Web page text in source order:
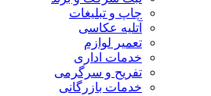
چاپ و تبلیغات
آتلیه عکاسی
تعمیر لوازم
خدمات اداری
تفریح و سرگرمی
خدمات بازرگانی